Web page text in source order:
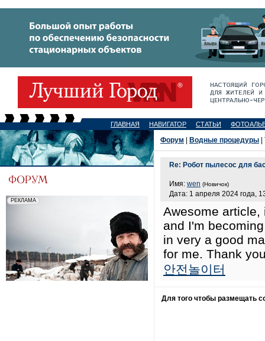
ГЛАВНАЯ НАВИГАТОР СТАТЬИ
Форум Водные процедуры
Re: Робот пылесос для
Имя: wen (Новичок)
Дата: 1 апреля 2024 года,
Awesome
and I'm
in very a good
for me. Thank
안전놀이터
Для того чтобы размещать